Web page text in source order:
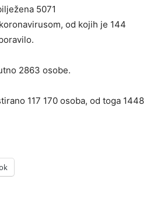
5071
od kojih je 144
2863 osobe.
117 170 osoba, od toga 1448